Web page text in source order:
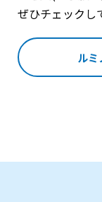
ぜひチェックし
ル